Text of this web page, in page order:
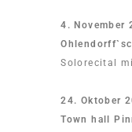
4. November
Solorecital
24. Oktober
Town hall